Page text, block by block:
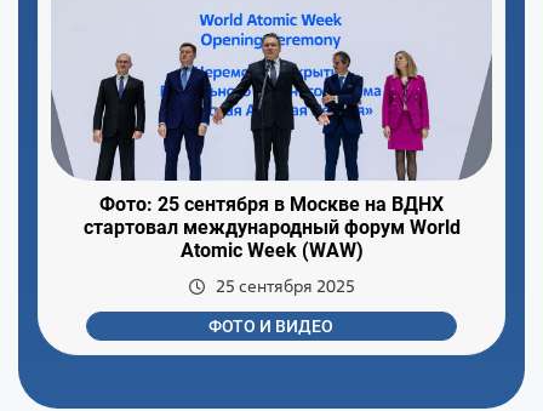
Фото: 25 сентября в Москве на ВДНХ
стартовал международный форум World
Atomic Week (WAW)
25 сентября 2025
ФОТО И ВИДЕО